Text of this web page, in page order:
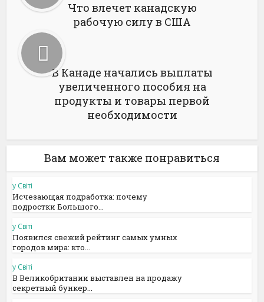
Что влечет канадскую
рабочую силу в США
В Канаде начались выплаты
увеличенного пособия на
продукты и товары первой
необходимости
Вам может также понравиться
у Світі
Исчезающая подработка: почему
подростки Большого...
у Світі
Появился свежий рейтинг самых умных
городов мира: кто...
у Світі
В Великобритании выставлен на продажу
секретный бункер...